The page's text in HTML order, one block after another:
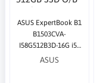
ASUS ExpertBook B1
B1503CVA-
I58G512B3D-16G i5-
1334U 16GB 512GB
ASUS